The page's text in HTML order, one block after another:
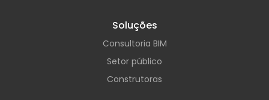
Soluções
Consultoria BIM
Setor público
Construtoras